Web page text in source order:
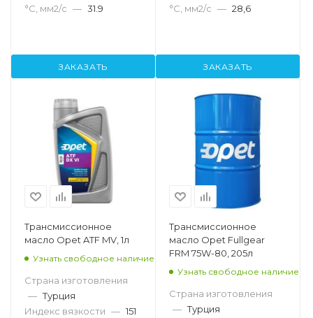
°С, мм2/с — 31.9
ЗАКАЗАТЬ
°С, мм2/с — 28,6
ЗАКАЗАТЬ
Трансмиссионное
масло Opet ATF MV, 1л
Узнать свободное наличие
Страна изготовления
— Турция
Индекс вязкости — 151
Трансмиссионное
масло Opet Fullgear
FRM 75W-80, 205л
Узнать свободное наличие
Страна изготовления
— Турция